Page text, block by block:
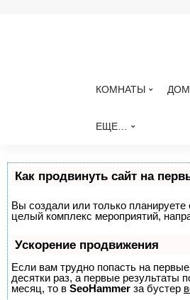
КОМНАТЫ
ЕЩЕ…
Как продвинуть сайт на
Вы создали или только планируете
целый комплекс мероприятий,
Ускорение продвижения
Если вам трудно попасть на
десятки раз, а первые результаты
месяц, то в SeoHammer за бустер